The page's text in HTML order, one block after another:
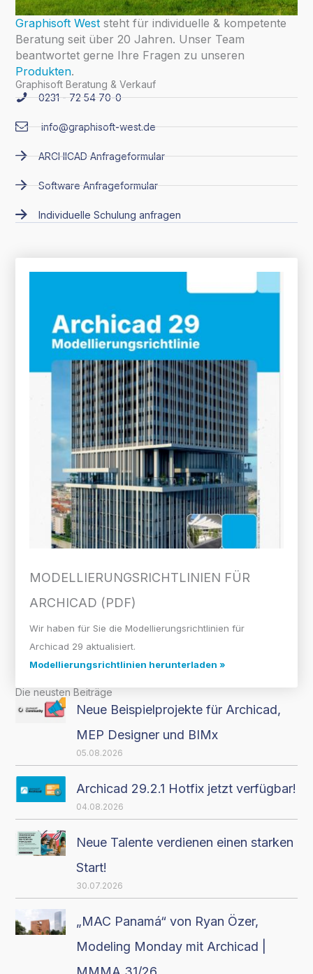
Graphisoft Weststeht für individuelle & kompetente
Beratung seit über 20 Jahren. Unser Team
beantwortet gerne Ihre Fragen zu unseren
Produkten.
Graphisoft Beratung & Verkauf
0231 - 72 54 70-0
info@graphisoft-west.de
ARCHICAD Anfrageformular
Software Anfrageformular
Individuelle Schulung anfragen
MODELLIERUNGS­RICHTLINIEN FÜR
ARCHICAD (PDF)
Wir haben für Sie die Modellierungsrichtlinien für
Archicad 29 aktualisiert.
Modellierungsrichtlinien herunterladen »
Die neusten Beiträge
Neue Beispielprojekte für Archicad,
MEP Designer und BIMx
05.08.2026
Archicad 29.2.1 Hotfix jetzt verfügbar!
04.08.2026
Neue Talente verdienen einen starken
Start!
30.07.2026
„MAC Panamá“ von Ryan Özer,
Modeling Monday mit Archicad |